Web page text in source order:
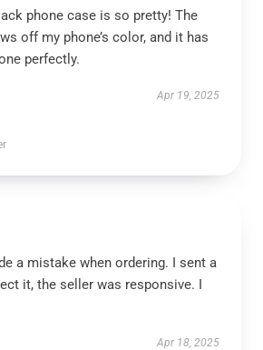
phone case is so pretty! The
off my phone’s color, and it has
perfectly.
Apr 19, 2025
a mistake when ordering. I sent a
it, the seller was responsive. I
Apr 18, 2025